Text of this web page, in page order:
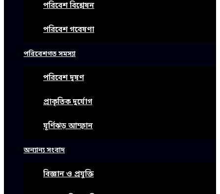
পরিবেশ বিশ্লেষন
পরিবেশ গবেষণা
পরিবেশগত সমস্যা
পরিবেশ দূষণ
প্রাকৃতিক দুর্যোগ
ঘূর্ণিঝড় আম্ফান
অন্যান্য সংবাদ
বিজ্ঞান ও প্রযুক্তি